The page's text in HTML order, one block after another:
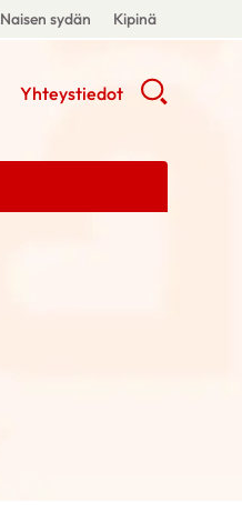
Naisen sydän Kipinä
Yhteystiedot